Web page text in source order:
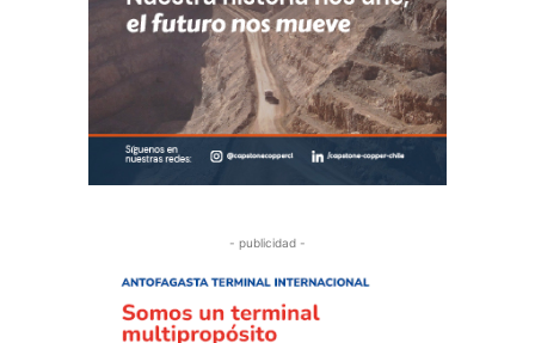
- publicidad -